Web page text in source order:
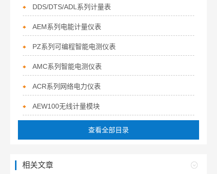
DDS/DTS/ADL系列计量表
AEM系列电能计量仪表
PZ系列可编程智能电测仪表
AMC系列智能电测仪表
ACR系列网络电力仪表
AEW100无线计量模块
查看全部目录
相关文章